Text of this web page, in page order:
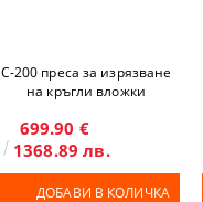
C-200 преса за изрязване
на кръгли вложки
699.90 €
1368.89 лв.
ДОБАВИ В КОЛИЧКА